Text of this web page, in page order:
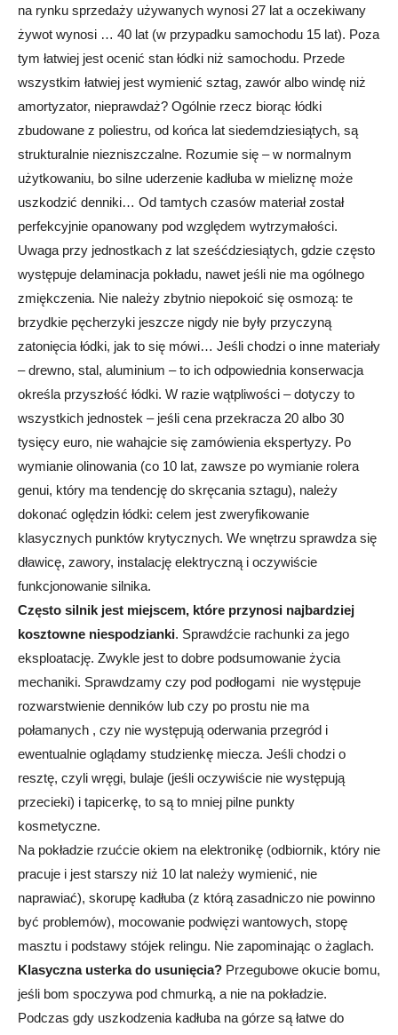
na rynku sprzedaży używanych wynosi 27 lat a oczekiwany
żywot wynosi … 40 lat (w przypadku samochodu 15 lat). Poza
tym łatwiej jest ocenić stan łódki niż samochodu. Przede
wszystkim łatwiej jest wymienić sztag, zawór albo windę niż
amortyzator, nieprawdaż? Ogólnie rzecz biorąc łódki
zbudowane z poliestru, od końca lat siedemdziesiątych, są
strukturalnie niezniszczalne. Rozumie się – w normalnym
użytkowaniu, bo silne uderzenie kadłuba w mieliznę może
uszkodzić denniki… Od tamtych czasów materiał został
perfekcyjnie opanowany pod względem wytrzymałości.
Uwaga przy jednostkach z lat sześćdziesiątych, gdzie często
występuje delaminacja pokładu, nawet jeśli nie ma ogólnego
zmiękczenia. Nie należy zbytnio niepokoić się osmozą: te
brzydkie pęcherzyki jeszcze nigdy nie były przyczyną
zatonięcia łódki, jak to się mówi… Jeśli chodzi o inne materiały
– drewno, stal, aluminium – to ich odpowiednia konserwacja
określa przyszłość łódki. W razie wątpliwości – dotyczy to
wszystkich jednostek – jeśli cena przekracza 20 albo 30
tysięcy euro, nie wahajcie się zamówienia ekspertyzy. Po
wymianie olinowania (co 10 lat, zawsze po wymianie rolera
genui, który ma tendencję do skręcania sztagu), należy
dokonać oględzin łódki: celem jest zweryfikowanie
klasycznych punktów krytycznych. We wnętrzu sprawdza się
dławicę, zawory, instalację elektryczną i oczywiście
funkcjonowanie silnika.
Często silnik jest miejscem, które przynosi najbardziej
kosztowne niespodzianki. Sprawdźcie rachunki za jego
eksploatację. Zwykle jest to dobre podsumowanie życia
mechaniki. Sprawdzamy czy pod podłogami nie występuje
rozwarstwienie denników lub czy po prostu nie ma
połamanych , czy nie występują oderwania przegród i
ewentualnie oglądamy studzienkę miecza. Jeśli chodzi o
resztę, czyli wręgi, bulaje (jeśli oczywiście nie występują
przecieki) i tapicerkę, to są to mniej pilne punkty
kosmetyczne.
Na pokładzie rzućcie okiem na elektronikę (odbiornik, który nie
pracuje i jest starszy niż 10 lat należy wymienić, nie
naprawiać), skorupę kadłuba (z którą zasadniczo nie powinno
być problemów), mocowanie podwięzi wantowych, stopę
masztu i podstawy stójek relingu. Nie zapominając o żaglach.
Klasyczna usterka do usunięcia? Przegubowe okucie bomu,
jeśli bom spoczywa pod chmurką, a nie na pokładzie.
Podczas gdy uszkodzenia kadłuba na górze są łatwe do